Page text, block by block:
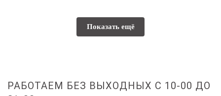
Показать ещё
РАБОТАЕМ БЕЗ ВЫХОДНЫХ С 10-00 ДО